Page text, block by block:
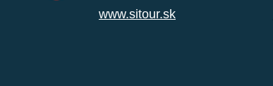
www.sitour.sk